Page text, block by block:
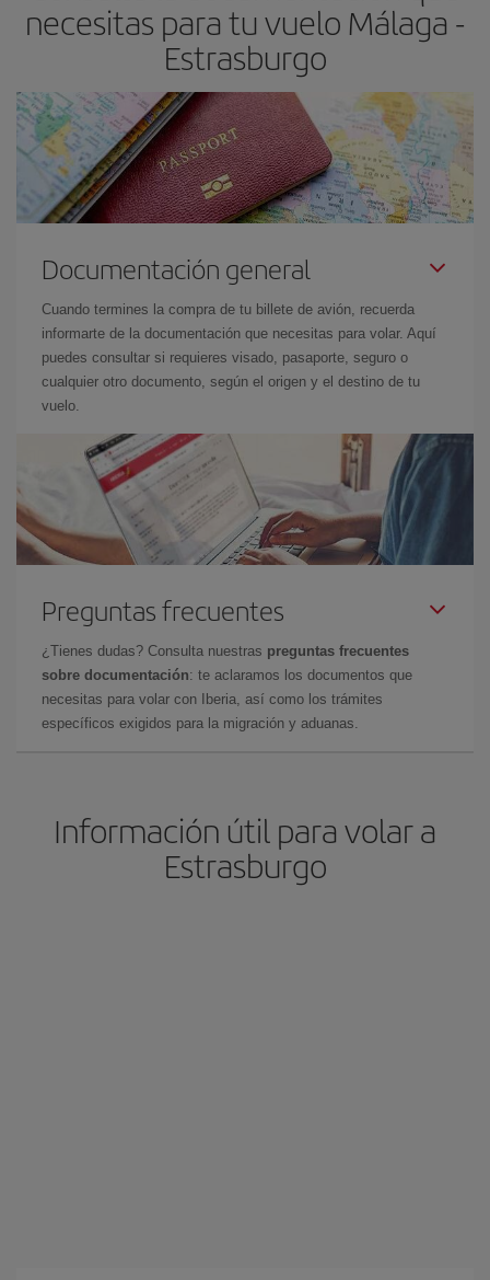
necesitas para tu vuelo Málaga -
Estrasburgo
Documentación general
Cuando termines la compra de tu billete de avión, recuerda
informarte de la documentación que necesitas para volar. Aquí
puedes consultar si requieres visado, pasaporte, seguro o
cualquier otro documento, según el origen y el destino de tu
vuelo.
Preguntas frecuentes
¿Tienes dudas? Consulta nuestras preguntas frecuentes
sobre documentación: te aclaramos los documentos que
necesitas para volar con Iberia, así como los trámites
específicos exigidos para la migración y aduanas.
Información útil para volar a
Estrasburgo